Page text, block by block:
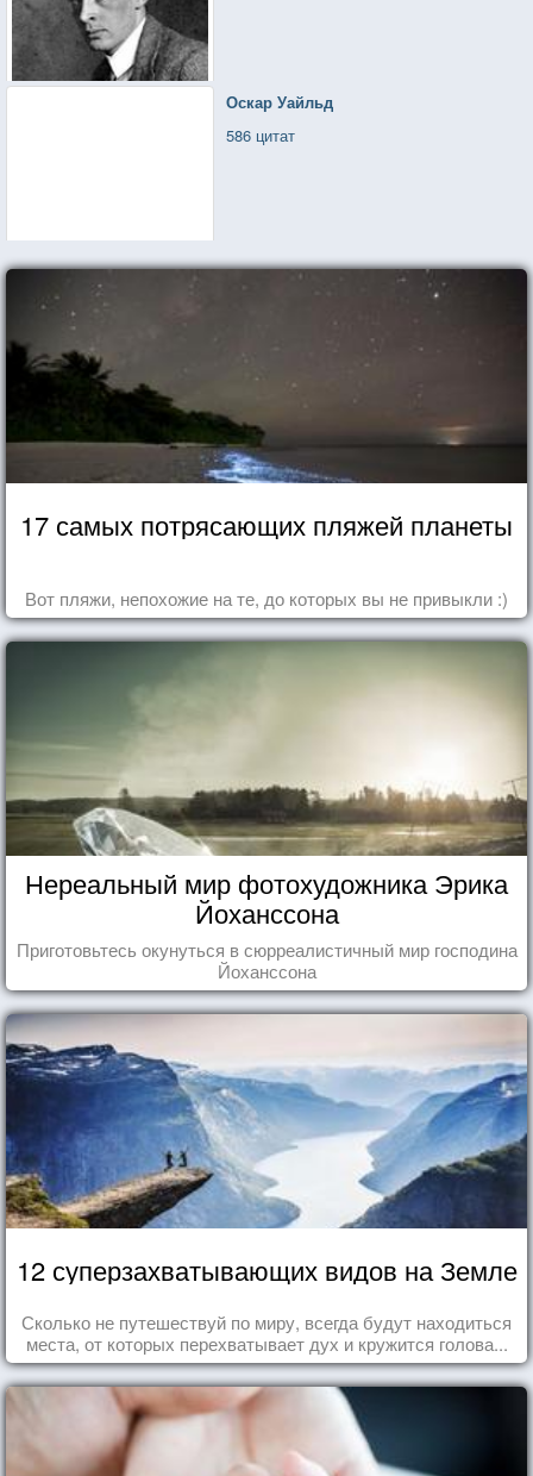
Оскар Уайльд
586 цитат
17 самых потрясающих пляжей планеты
Вот пляжи, непохожие на те, до которых вы не привыкли :)
Нереальный мир фотохудожника Эрика
Йоханссона
Приготовьтесь окунуться в сюрреалистичный мир господина
Йоханссона
12 суперзахватывающих видов на Земле
Сколько не путешествуй по миру, всегда будут находиться
места, от которых перехватывает дух и кружится голова...